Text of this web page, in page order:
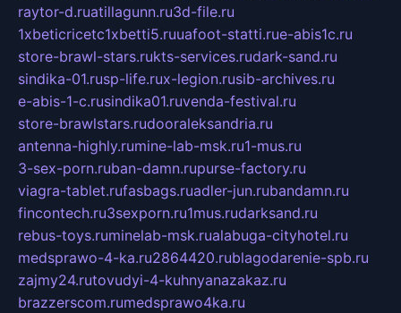
raytor-d.ruatillagunn.ru3d-file.ru
1xbeticricetc1xbetti5.ruuafoot-statti.rue-abis1c.ru
store-brawl-stars.rukts-services.rudark-sand.ru
sindika-01.rusp-life.rux-legion.rusib-archives.ru
e-abis-1-c.rusindika01.ruvenda-festival.ru
store-brawlstars.rudooraleksandria.ru
antenna-highly.rumine-lab-msk.ru1-mus.ru
3-sex-porn.ruban-damn.rupurse-factory.ru
viagra-tablet.rufasbags.ruadler-jun.rubandamn.ru
fincontech.ru3sexporn.ru1mus.rudarksand.ru
rebus-toys.ruminelab-msk.rualabuga-cityhotel.ru
medsprawo-4-ka.ru2864420.rublagodarenie-spb.ru
zajmy24.rutovudyi-4-kuhnyanazakaz.ru
brazzerscom.rumedsprawo4ka.ru